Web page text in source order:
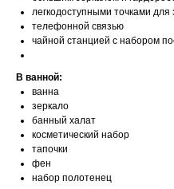
легкодоступными точками для
телефонной связью
чайной станцией с набором
В ванной:
ванна
зеркало
банный халат
косметический набор
тапочки
фен
набор полотенец